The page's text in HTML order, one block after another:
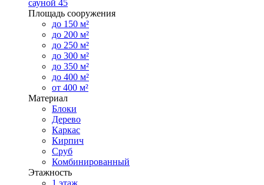
сауной 45
Площадь сооружения
до 150 м²
до 200 м²
до 250 м²
до 300 м²
до 350 м²
до 400 м²
от 400 м²
Материал
Блоки
Дерево
Каркас
Кирпич
Сруб
Комбинированный
Этажность
1 этаж